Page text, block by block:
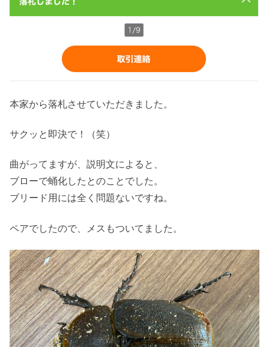
本家から落札させていただきました。
サクッと即決で！（笑）
曲がってますが、説明文によると、
ブローで蛹化したとのことでした。
ブリード用には全く問題ないですね。
ペアでしたので、メスもついてました。